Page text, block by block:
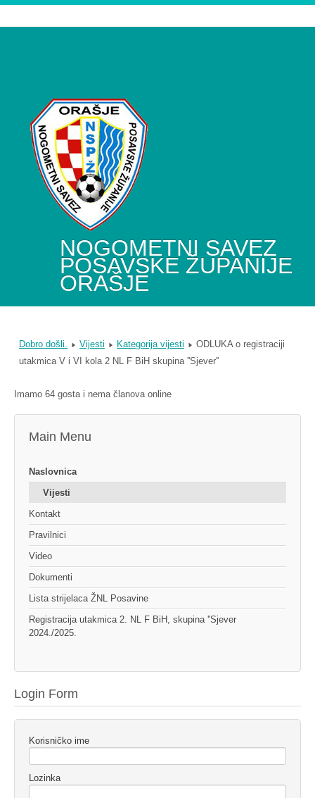
NOGOMETNI SAVEZ
POSAVSKE ŽUPANIJE
ORAŠJE
Dobro došli. Vijesti Kategorija vijesti
ODLUKA o registraciji
utakmica V i VI kola 2 NL F BiH skupina ''Sjever''
Imamo 64 gosta i nema članova online
Main Menu
Naslovnica
Vijesti
Kontakt
Pravilnici
Video
Dokumenti
Lista strijelaca ŽNL Posavine
Registracija utakmica 2. NL F BiH, skupina ''Sjever
2024./2025.
Login Form
Korisničko ime
Lozinka